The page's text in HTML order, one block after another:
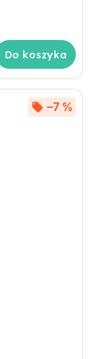
Do koszyka
–7 %